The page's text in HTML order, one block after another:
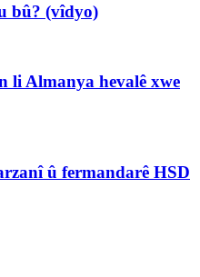
bû? (vîdyo)
li Almanya hevalê xwe
û fermandarê HSD